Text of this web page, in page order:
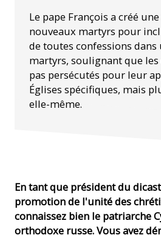
Le pape François a créé
nouveaux martyrs pour
de toutes confessions dans
martyrs, soulignant que
pas persécutés pour leur
Églises spécifiques, mais
elle-même.
En tant que président du
promotion de l'unité des
connaissez bien le patriarche
orthodoxe russe. Vous avez